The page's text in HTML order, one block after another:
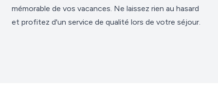
mémorable de vos vacances. Ne laissez rien au hasard
et profitez d'un service de qualité lors de votre séjour.